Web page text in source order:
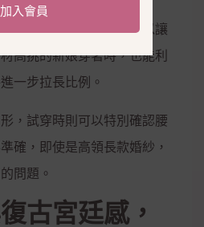
比例較明顯的新娘，可以讓
高挑的新娘穿著時，也能利
一步拉長比例。
，試穿時則可以特別確認腰
確，即使是高領長款婚紗，
問題。
古宮廷感，
加入會員